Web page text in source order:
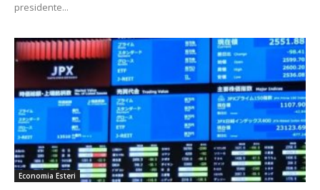
presidente...
Economia Esteri